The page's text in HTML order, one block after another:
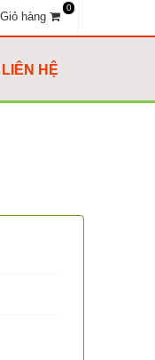
Giỏ hàng
0
LIÊN HỆ